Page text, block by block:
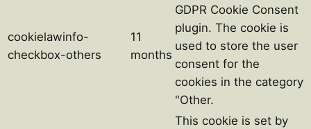
cookielawinfo-
checkbox-others
11
months
GDPR Cookie Consent
plugin. The cookie is
used to store the user
consent for the
cookies in the category
"Other.
This cookie is set by